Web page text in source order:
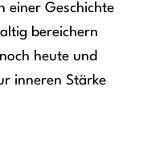
einer Geschichte
bereichern
heute und
inneren Stärke